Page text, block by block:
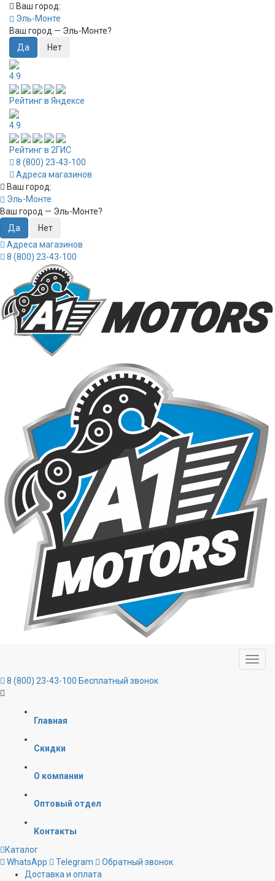
Ваш город:
Эль-Монте
Ваш город — Эль-Монте?
4.9
Рейтинг в Яндексе
4.9
Рейтинг в 2ГИС
8 (800) 23-43-100
Адреса магазинов
Ваш город:
Эль-Монте
Ваш город — Эль-Монте?
Адреса магазинов
8 (800) 23-43-100
8 (800) 23-43-100 Бесплатный звонок
Главная
Скидки
О компании
Оптовый отдел
Контакты
Каталог
WhatsApp
Telegram
Обратный звонок
Доставка и оплата